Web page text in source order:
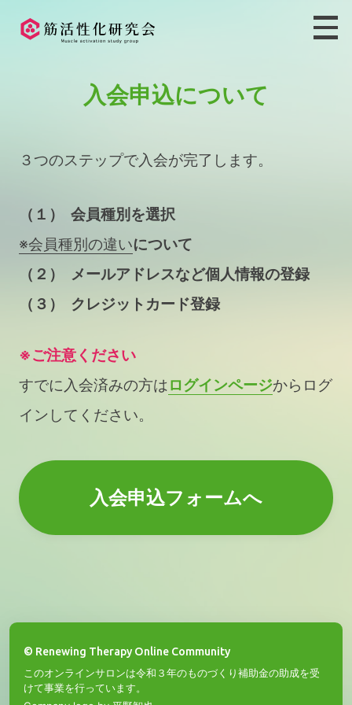
入会申込について
３つのステップで入会が完了します。
（１）
会員種別を選択
※会員種別の違いについて
（２）
メールアドレスなど個人情報の登録
（３）
クレジットカード登録
※ご注意ください
すでに入会済みの方はログインページからログ
インしてください。
入会申込フォームへ
© Renewing Therapy Online Community
このオンラインサロンは令和３年のものづくり補助金の助成を受
けて事業を行っています。